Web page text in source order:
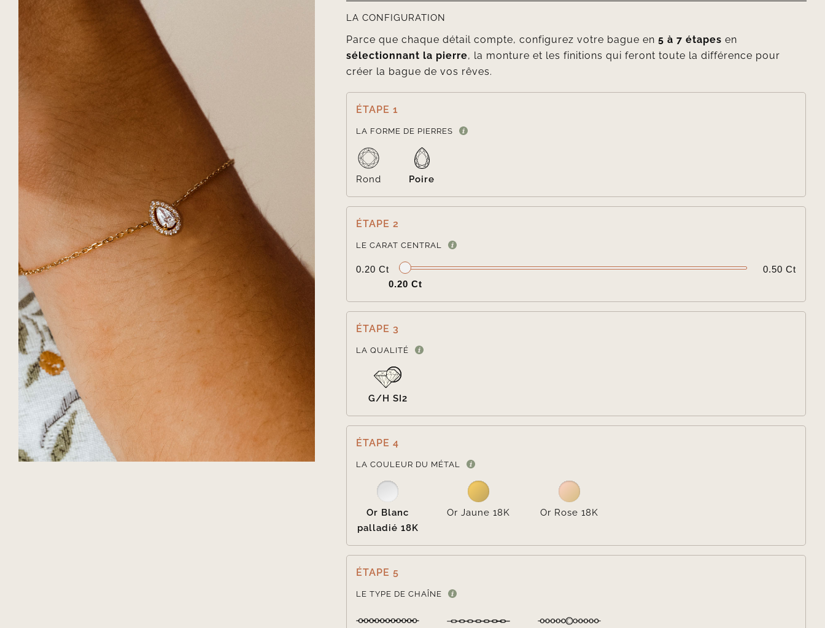
LA CONFIGURATION
Parce que chaque détail compte, configurez votre bague en5 à 7 étapes en
sélectionnant la pierre, la monture et les finitions qui feront toute la différence pour
créer la bague de vos rêves.
ÉTAPE 1
LA FORME DE PIERRES
Rond Poire
ÉTAPE 2
LE CARAT CENTRAL
0.20 Ct
0.50 Ct
0.20 Ct
ÉTAPE 3
LA QUALITÉ
G/H SI2
ÉTAPE 4
LA COULEUR DU MÉTAL
Or Blanc
palladié 18K
Or Jaune 18K Or Rose 18K
ÉTAPE 5
LE TYPE DE CHAÎNE